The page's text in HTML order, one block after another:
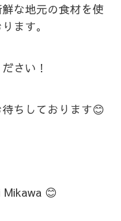
な地元の食材を使
ます。
さい！
ちしております😊
😊